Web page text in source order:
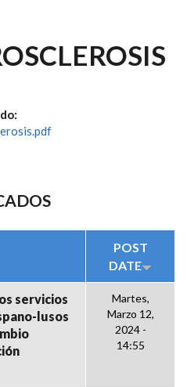
POST
DATE
servicios
lusos
Martes,
Marzo 12,
2024 -
14:55